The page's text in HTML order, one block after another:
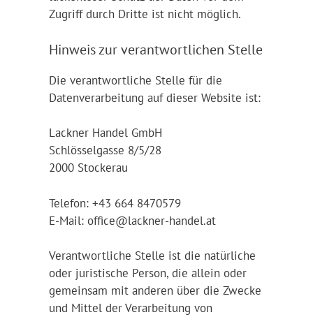
Zugriff durch Dritte ist nicht möglich.
Hinweis zur verantwortlichen Stelle
Die verantwortliche Stelle für die
Datenverarbeitung auf dieser Website ist:
Lackner Handel GmbH
Schlösselgasse 8/5/28
2000 Stockerau
Telefon: +43 664 8470579
E-Mail: office@lackner-handel.at
Verantwortliche Stelle ist die natürliche
oder juristische Person, die allein oder
gemeinsam mit anderen über die Zwecke
und Mittel der Verarbeitung von